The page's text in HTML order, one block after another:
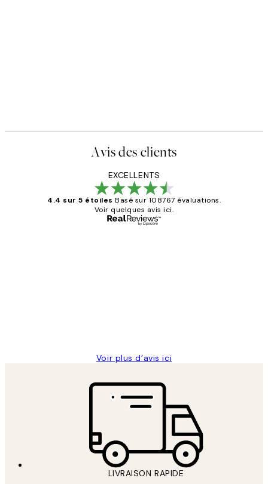
Avis des clients
EXCELLENTS
4.4 sur 5 étoiles Basé sur 108767 évaluations.
Voir quelques avis ici.
Voir plus d’avis ici
LIVRAISON RAPIDE